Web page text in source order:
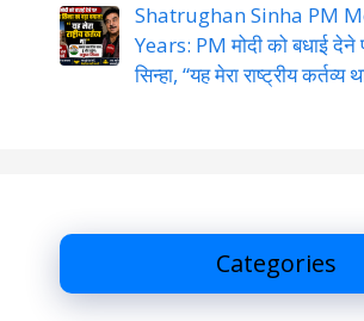
Shatrughan Sinha PM
Years: PM मोदी को बधाई
सिन्हा, “यह मेरा राष्ट्रीय कर्तव्य
Categories